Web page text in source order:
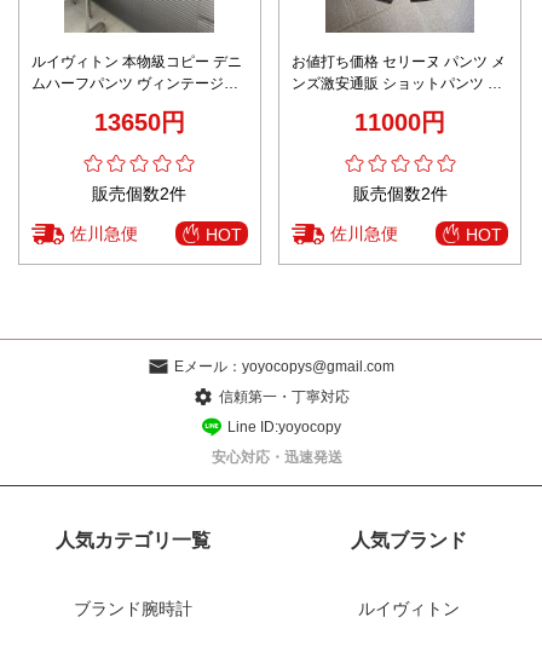
ルイヴィトン 本物級コピー デニ
ムハーフパンツ ヴィンテージ加
13650円
販売個数2件
佐川急便 HOT
お値打ち価格 セリーヌ パンツ メ
ンズ激安通販 ショットパンツ ビ
11000円
販売個数2件
佐川急便 HOT
Eメール： yoyocopys@gmail.com
信頼第一・丁寧対応
Line ID:yoyocopy
安心対応・迅速発送
人気カテゴリ一覧
ブランド腕時計
人気ブランド
ルイヴィトン